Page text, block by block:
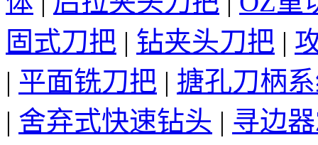
固式刀把 | 钻夹头刀把 |
| 平面铣刀把 | 搪孔刀柄
| 舍弃式快速钻头 | 寻边